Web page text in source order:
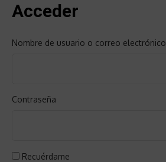
Acceder
Nombre de usuario o correo electrónico
Contraseña
Recuérdame